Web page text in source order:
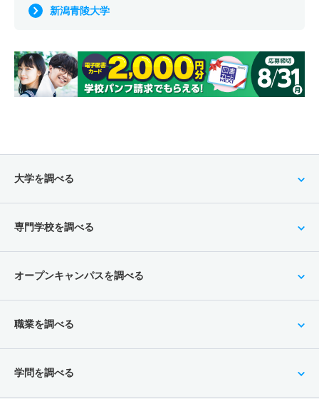
新潟青陵大学
大学を調べる
専門学校を調べる
オープンキャンパスを調べる
職業を調べる
学問を調べる